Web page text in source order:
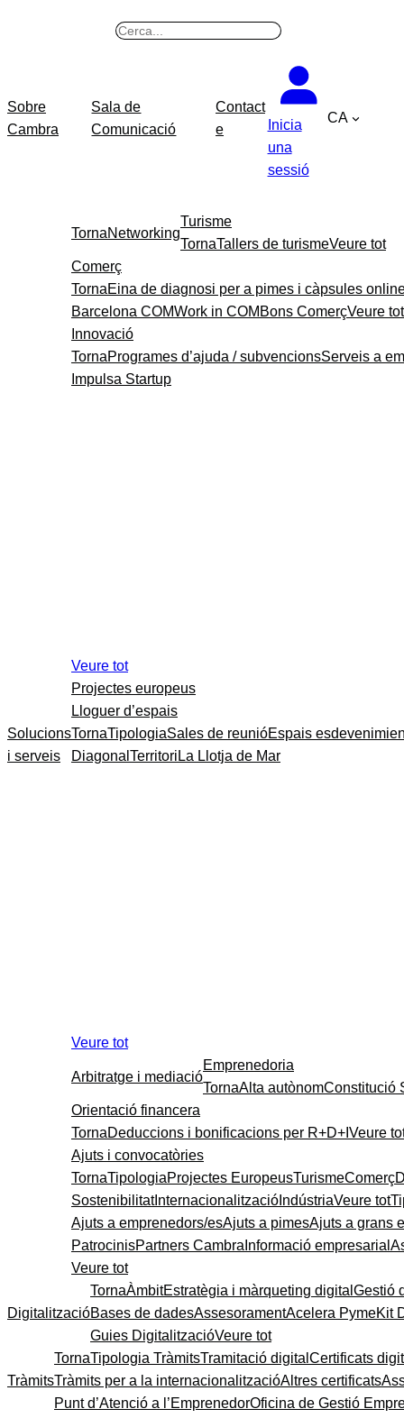
B
Sobre
Cambra
Sala de
Comunicació
Contact
e
Inicia
una
sessió
CA
Solucions
i serveis
TornaNetworking
Turisme
TornaTallers de turismeVeure tot
Comerç
TornaEina de diagnosi per a pimes i càpsules
Barcelona COMWork in COM Bons ComerçVeure tot
Innovació
TornaProgrames d’ajuda / subvencionsServeis a
Impulsa Startup
Veure tot
Projectes europeus
Lloguer d’espais
TornaTipologiaSales de reunióEspais
Diagonal Territori La Llotja de Mar
Veure tot
Arbitratge i mediació
Emprenedoria
TornaAlta autònomConstitució
Orientació financera
TornaDeduccions i bonificacions per R+D+I Veure
Ajuts i convocatòries
TornaTipologiaProjectes EuropeusTurismeComerç
SostenibilitatInternacionalització IndústriaVeure tot
Ajuts a emprenedors/esAjuts a pimesAjuts a grans
PatrocinisPartners Cambra Informació empresarial
Veure tot
Digitalització
TornaÀmbitEstratègia i màrqueting digital Gestió
Bases de dadesAssesoramentAcelera PymeKit
Guies DigitalitzacióVeure tot
Tràmits
TornaTipologia TràmitsTramitació digital Certificats
Tràmits per a la internacionalitzacióAltres certificats
Punt d’Atenció a l’EmprenedorOficina de Gestió